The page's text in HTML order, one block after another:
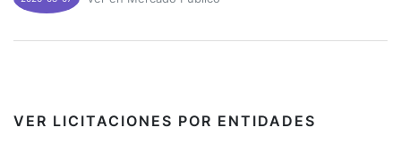
VER LICITACIONES POR ENTIDADES